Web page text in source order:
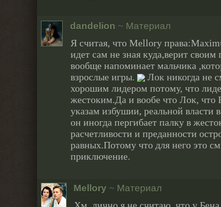
dandelion ~ Материал
Я считая, что Mellory
идет сам не зная куда,верит
вообще напоминает мальчика
взрослые игры.
Лок никогда не
хорошим лидером потому, что
жестоким.Да и вообе что Лок, что
указам избушии, реальной власти
он иногда пергибает палку в
расчетливости и преданности
равных.Потому что для него это
приключение.
Mellory ~ Материал